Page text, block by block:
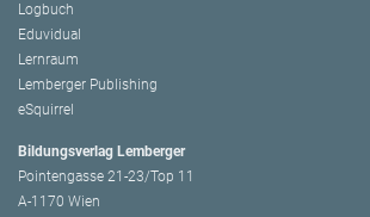
Logbuch
Eduvidual
Lernraum
Lemberger Publishing
eSquirrel
Bildungsverlag Lemberger
Pointengasse 21-23/Top 11
A-1170 Wien